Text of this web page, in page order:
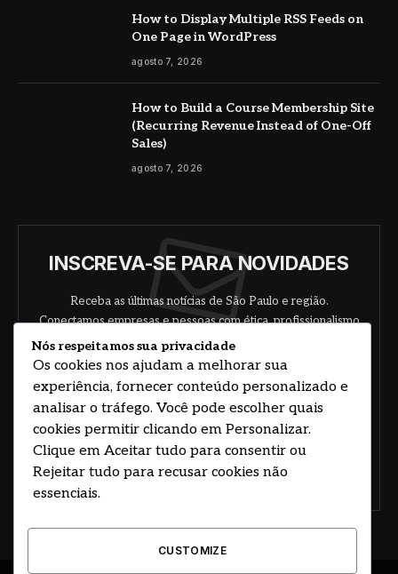
How to Display Multiple RSS Feeds on
One Page in WordPress
agosto 7, 2026
How to Build a Course Membership Site
(Recurring Revenue Instead of One-Off
Sales)
agosto 7, 2026
INSCREVA-SE PARA NOVIDADES
Receba as últimas notícias de São Paulo e região.
Conectamos empresas e pessoas com ética, profissionalismo
e responsabilidade.
Concorde com nossos termos e acordo de
Nós respeitamos sua privacidade
Os cookies nos ajudam a melhorar sua
experiência, fornecer conteúdo personalizado e
analisar o tráfego. Você pode escolher quais
cookies permitir clicando em Personalizar.
Clique em Aceitar tudo para consentir ou
Rejeitar tudo para recusar cookies não
essenciais.
CUSTOMIZE